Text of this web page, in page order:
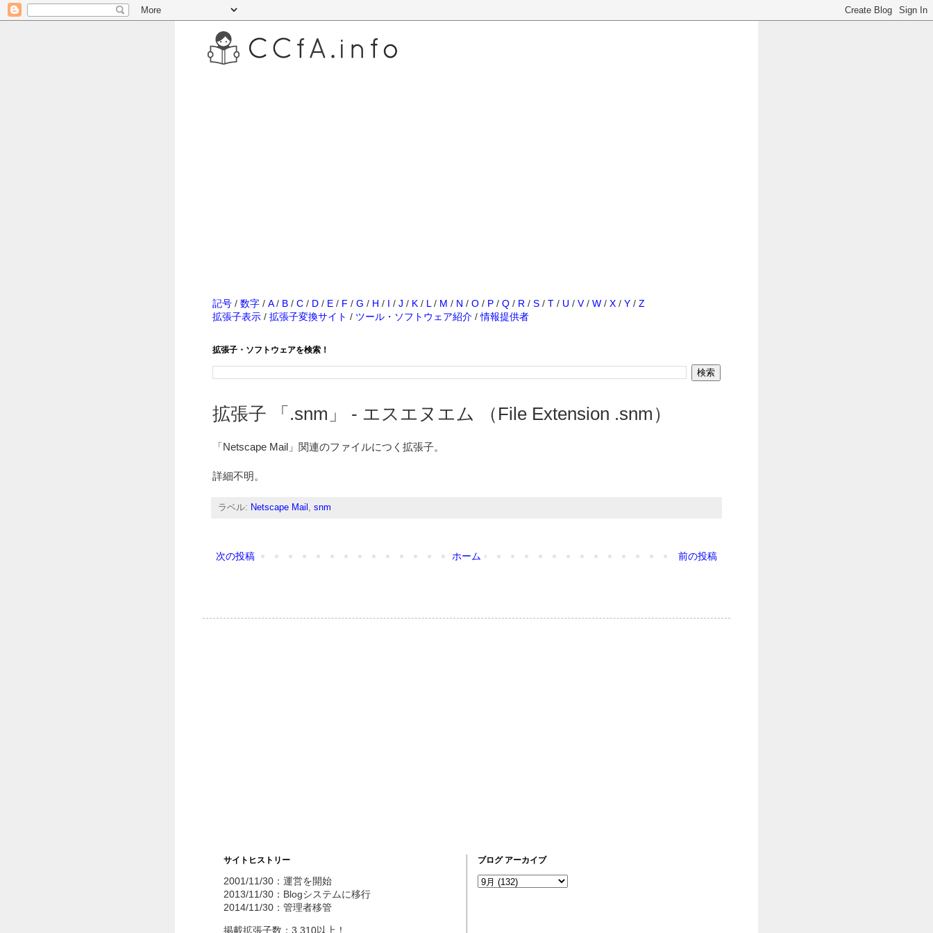
記号 / 数字 / A/ B / C / D / E / F / G / H / I / J / K / L / M / N / O / P / Q / R / S / T / U / V/ W / X / Y / Z
拡張子表示 / 拡張子変換サイト / ツール・ソフトウェア紹介 /情報提供者
拡張子・ソフトウェアを検索！
拡張子 「.snm」 - エスエヌエム （File Extension .snm）
「Netscape Mail」関連のファイルにつく拡張子。
詳細不明。
ラベル: Netscape Mail , snm
次の投稿 前の投稿
ホーム
サイトヒストリー
2001/11/30：運営を開始
2013/11/30：Blogシステムに移行
2014/11/30：管理者移管
掲載拡張子数：3,310以上！
ブログ アーカイブ